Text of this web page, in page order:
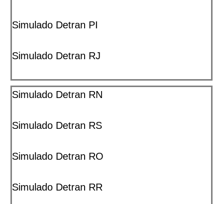
Simulado Detran PI
Simulado Detran RJ
Simulado Detran RN
Simulado Detran RS
Simulado Detran RO
Simulado Detran RR